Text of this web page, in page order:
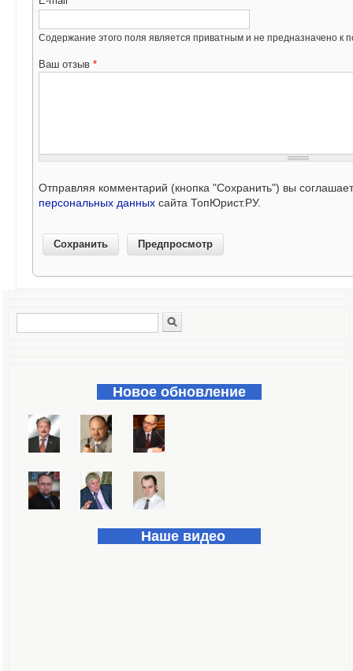
Содержание этого поля является приватным и не предназначено к
Ваш отзыв *
Отправляя комментарий (кнопка "Сохранить") вы
персональных данных сайта ТопЮрист.РУ.
Форма поиска
Новое обновление
Наше видео